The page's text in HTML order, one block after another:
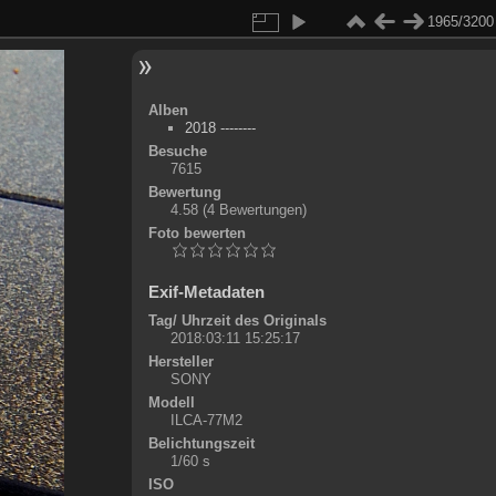
1965/3200
Alben
2018 --------
Besuche
7615
Bewertung
4.58 (4 Bewertungen)
Foto bewerten
Exif-Metadaten
Tag/ Uhrzeit des Originals
2018:03:11 15:25:17
Hersteller
SONY
Modell
ILCA-77M2
Belichtungszeit
1/60 s
ISO